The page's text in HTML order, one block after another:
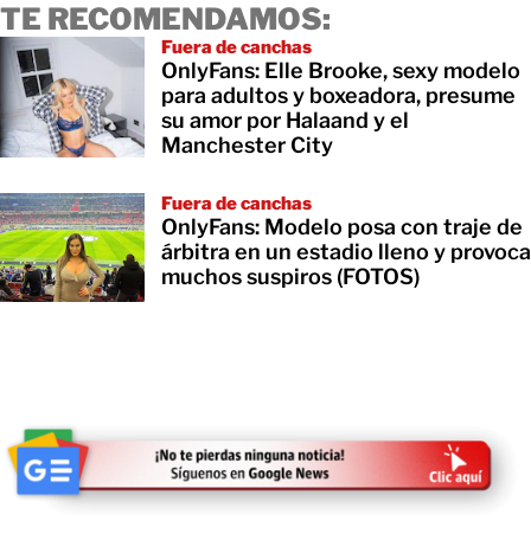
TE RECOMENDAMOS:
Fuera de canchas
OnlyFans: Elle Brooke, sexy modelo
para adultos y boxeadora, presume
su amor por Halaand y el
Manchester City
Fuera de canchas
OnlyFans: Modelo posa con traje de
árbitra en un estadio lleno y provoca
muchos suspiros (FOTOS)